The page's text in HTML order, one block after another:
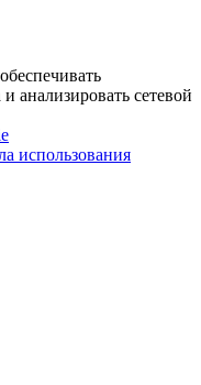
анализировать сетевой
использования